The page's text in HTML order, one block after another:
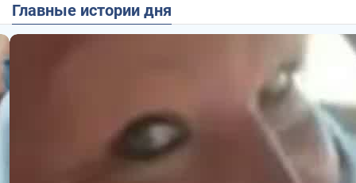
Главные истории дня